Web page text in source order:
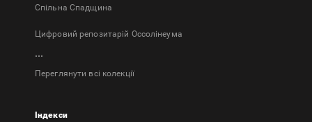
Спільна Спадщина
Цифровий репозитарій Оссолінеума
...
Переглянути всі колекції
Індекси